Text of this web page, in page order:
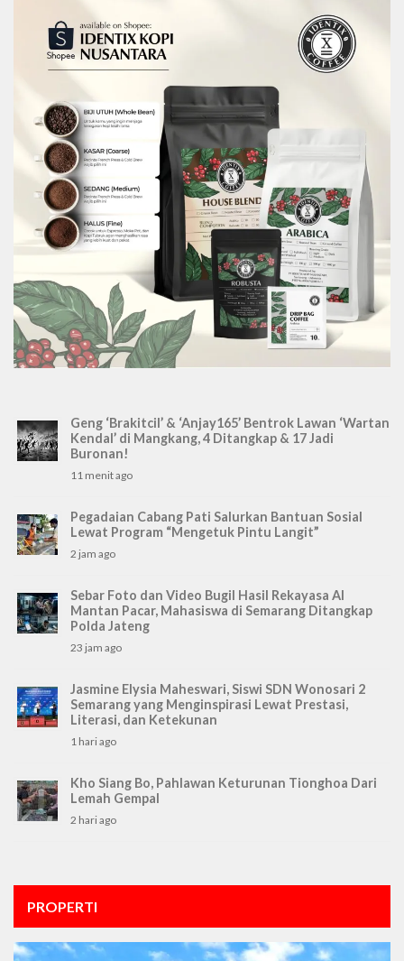
Geng ‘Brakitcil’ & ‘Anjay165’ Bentrok Lawan ‘Wartan
Kendal’ di Mangkang, 4 Ditangkap & 17 Jadi
Buronan!
11 menit ago
Pegadaian Cabang Pati Salurkan Bantuan Sosial
Lewat Program “Mengetuk Pintu Langit”
2 jam ago
Sebar Foto dan Video Bugil Hasil Rekayasa AI
Mantan Pacar, Mahasiswa di Semarang Ditangkap
Polda Jateng
23 jam ago
Jasmine Elysia Maheswari, Siswi SDN Wonosari 2
Semarang yang Menginspirasi Lewat Prestasi,
Literasi, dan Ketekunan
1 hari ago
Kho Siang Bo, Pahlawan Keturunan Tionghoa Dari
Lemah Gempal
2 hari ago
PROPERTI